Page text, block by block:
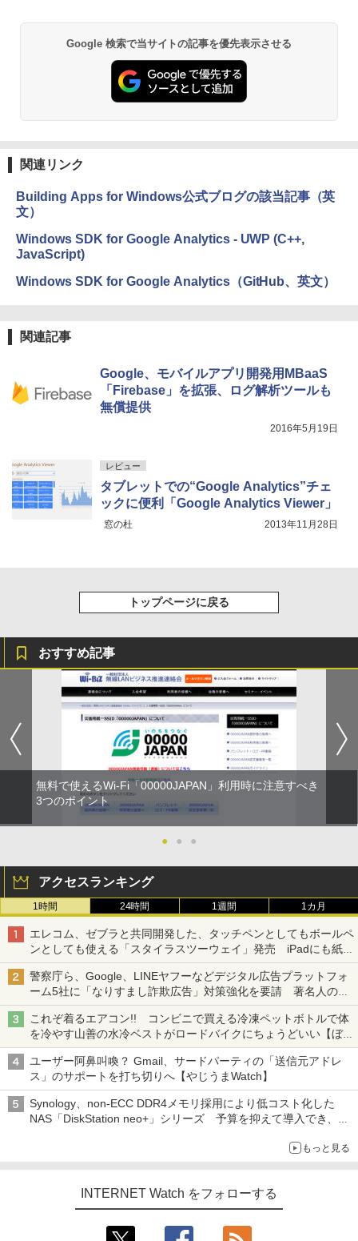
Google 検索で当サイトの記事を優先表示させる
関連リンク
Building Apps for Windows公式ブログの該当記事（英
文）
Windows SDK for Google Analytics - UWP (C++,
JavaScript)
Windows SDK for Google Analytics（GitHub、英文）
関連記事
Google、モバイルアプリ開発用MBaaS
「Firebase」を拡張、ログ解析ツールも
無償提供
2016年5月19日
レビュー
タブレットでの“Google Analytics”チェ
ックに便利「Google Analytics Viewer」
窓の杜 2013年11月28日
トップページに戻る
おすすめ記事
無料で使えるWi-Fi「00000JAPAN」利用時に注意すべき
3つのポイント
● ● ●
アクセスランキング
1時間 24時間 1週間 1カ月
エレコム、ゼブラと共同開発した、タッチペンとしてもボールペ
ンとしても使える「スタイラスツーウェイ」発売 iPadにも紙に
も、持ち替えずに書き込める
警察庁ら、Google、LINEヤフーなどデジタル広告プラットフォ
ーム5社に「なりすまし詐欺広告」対策強化を要請 著名人の写
真や映像を使った投資詐欺などへの対策として
これぞ着るエアコン!! コンビニで買える冷凍ペットボトルで体
を冷やす山善の水冷ベストがロードバイクにちょうどいい【ぼっ
ち・ざ・ろーど！その14】【空いた時間でなにしてる？】
ユーザー阿鼻叫喚？ Gmail、サードパーティの「送信元アドレ
ス」のサポートを打ち切りへ【やじうまWatch】
Synology、non-ECC DDR4メモリ採用により低コスト化した
NAS「DiskStation neo+」シリーズ 予算を抑えて導入でき、
もっと見る
INTERNET Watch をフォローする